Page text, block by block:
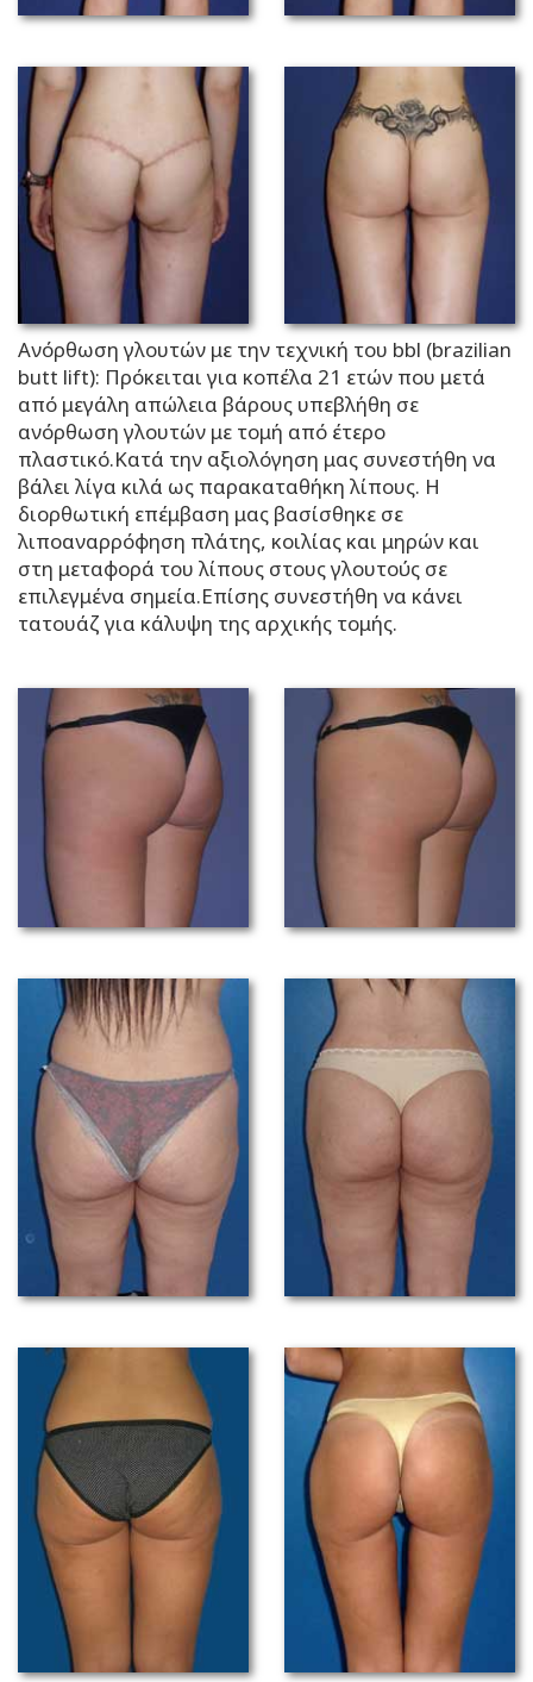
Ανόρθωση γλουτών με την τεχνική του bbl (brazilian
butt lift): Πρόκειται για κοπέλα 21 ετών που μετά
από μεγάλη απώλεια βάρους υπεβλήθη σε
ανόρθωση γλουτών με τομή από έτερο
πλαστικό.Κατά την αξιολόγηση μας συνεστήθη να
βάλει λίγα κιλά ως παρακαταθήκη λίπους. Η
διορθωτική επέμβαση μας βασίσθηκε σε
λιποαναρρόφηση πλάτης, κοιλίας και μηρών και
στη μεταφορά του λίπους στους γλουτούς σε
επιλεγμένα σημεία.Επίσης συνεστήθη να κάνει
τατουάζ για κάλυψη της αρχικής τομής.